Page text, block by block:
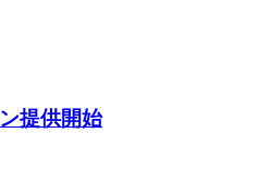
提供開始